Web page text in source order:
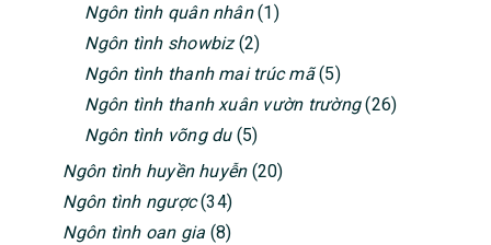
Ngôn tình quân nhân(1)
Ngôn tình showbiz(2)
Ngôn tình thanh mai trúc mã(5)
Ngôn tình thanh xuân vườn trường(26)
Ngôn tình võng du(5)
Ngôn tình huyền huyễn(20)
Ngôn tình ngược(34)
Ngôn tình oan gia (8)